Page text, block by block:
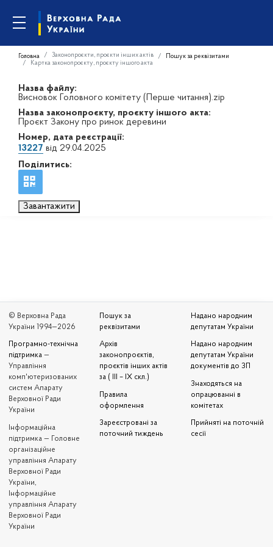
Головна Законопроєкти, проєкти інших актів
Пошук за реквізитами
Картка законопроєкту, проєкту іншого акта
Назва файлу:
Висновок Головного комітету (Перше читання).zip
Назва законопроєкту, проєкту іншого акта:
Проєкт Закону про ринок деревини
Номер, дата реєстрації:
13227 від 29.04.2025
Поділитись:
Завантажити
© Верховна Рада
України 1994—2026
Програмно-технічна
підтримка —
Управління
комп'ютеризованих
систем Апарату
Верховної Ради
України
Iнформаційна
підтримка — Головне
організаційне
управління Апарату
Верховної Ради
України,
Інформаційне
управління Апарату
Верховної Ради
України
Пошук за
реквізитами
Архів
законопроєктів,
проєктів інших актів
за ( III – IX скл.)
Правила
оформлення
Зареєстровані за
поточний тиждень
Надано народним
депутатам України
Надано народним
депутатам України
документів до ЗП
Знаходяться на
опрацюванні в
комітетах
Прийняті на поточній
сесії